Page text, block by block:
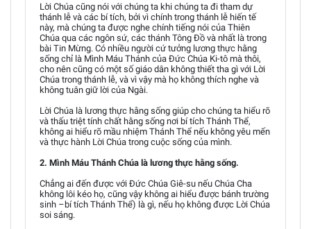
Lời Chúa cũng nói với chúng ta khi chúng ta đi tham dự
thánh lễ và các bí tích, bởi vì chính trong thánh lễ hiến tế
này, mà chúng ta được nghe chính tiếng nói của Thiên
Chúa qua các ngôn sứ, các thánh Tông Đồ và nhất là trong
bài Tin Mừng. Có nhiều người cứ tưởng lương thực hằng
sống chỉ là Mình Máu Thánh của Đức Chúa Ki-tô mà thôi,
cho nên cũng có một số giáo dân không thiết tha gì với Lời
Chúa trong thánh lễ, và vì vậy mà họ không thích nghe và
không tuân giữ lời của Ngài.
Lời Chúa là lương thực hằng sống giúp cho chúng ta hiểu rõ
và thấu triệt tính chất hằng sống nơi bí tích Thánh Thể,
không ai hiểu rõ mầu nhiệm Thánh Thể nếu không yêu mến
và thực hành Lời Chúa trong cuộc sống của mình.
2. Mình Máu Thánh Chúa là lương thực hằng sống.
Chẳng ai đến được với Đức Chúa Giê-su nếu Chúa Cha
không lôi kéo họ, cũng vậy không ai hiểu được bánh trường
sinh –bí tích Thánh Thể) là gì, nếu họ không được Lời Chúa
soi sáng.